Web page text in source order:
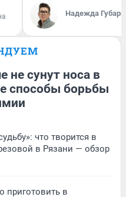
Надежда Губарь
не сунут носа в
способы борьбы
что творится в
в Рязани — обзор
приготовить в